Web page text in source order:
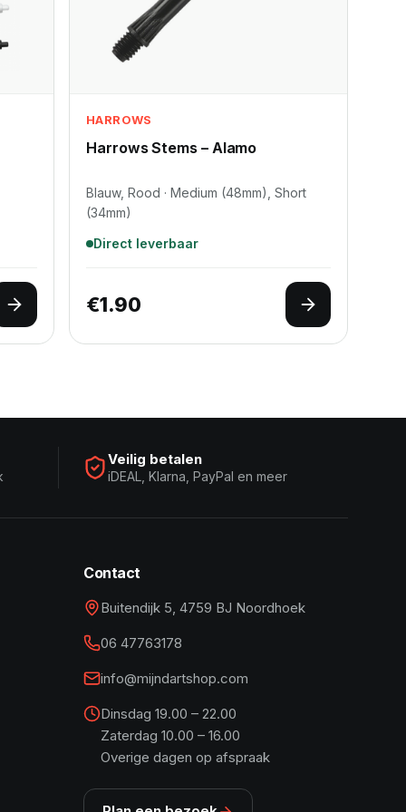
Opties selecteren
HARROWS
Harrows Stems – Alamo
Blauw, Rood · Medium (48mm), Short
(34mm)
Direct leverbaar
€1.90 Opties
Veilig betalen
iDEAL, Klarna, PayPal en meer
Contact
Buitendijk 5, 4759 BJ Noordhoek
06 47763178
info@mijndartshop.com
Dinsdag 19.00 – 22.00
Zaterdag 10.00 – 16.00
Overige dagen op afspraak